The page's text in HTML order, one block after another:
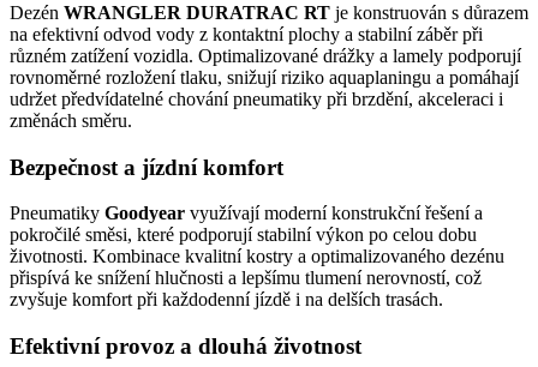
Dezén WRANGLER DURATRAC RT je konstruován s důrazem
na efektivní odvod vody z kontaktní plochy a stabilní záběr při
různém zatížení vozidla. Optimalizované drážky a lamely podporují
rovnoměrné rozložení tlaku, snižují riziko aquaplaningu a pomáhají
udržet předvídatelné chování pneumatiky při brzdění, akceleraci i
změnách směru.
Bezpečnost a jízdní komfort
Pneumatiky Goodyear využívají moderní konstrukční řešení a
pokročilé směsi, které podporují stabilní výkon po celou dobu
životnosti. Kombinace kvalitní kostry a optimalizovaného dezénu
přispívá ke snížení hlučnosti a lepšímu tlumení nerovností, což
zvyšuje komfort při každodenní jízdě i na delších trasách.
Efektivní provoz a dlouhá životnost